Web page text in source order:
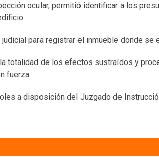
ocular, permitió identificar a los
para registrar el inmueble donde
totalidad de los efectos sustraídos y
fuerza.
a disposición del Juzgado de